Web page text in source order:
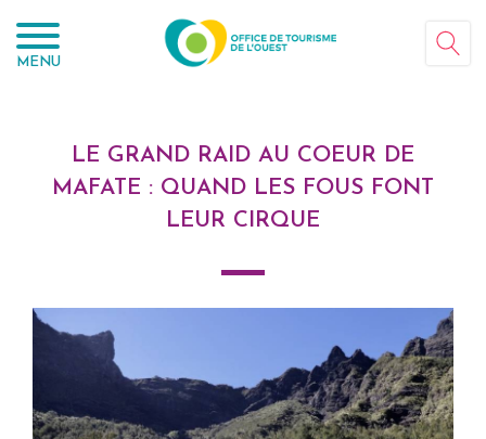
MENU
LE GRAND RAID AU COEUR DE
MAFATE : QUAND LES FOUS FONT
LEUR CIRQUE